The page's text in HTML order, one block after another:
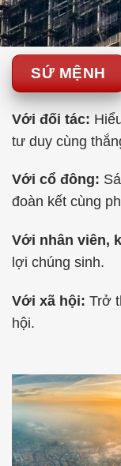
SỨ MỆNH
Với đối tác:
tư duy cùng
Với cổ đông:
đoàn kết cùng
Với nhân viên,
lợi chúng sinh.
Với xã hội: Trở
hội.